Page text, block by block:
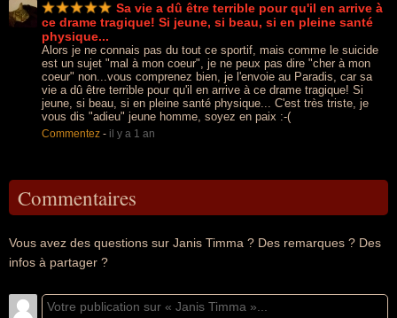
Sa vie a dû être terrible pour qu'il en arrive à
ce drame tragique! Si jeune, si beau, si en pleine santé
physique...
Alors je ne connais pas du tout ce sportif, mais comme le suicide
est un sujet "mal à mon coeur", je ne peux pas dire "cher à mon
coeur" non...vous comprenez bien, je l'envoie au Paradis, car sa
vie a dû être terrible pour qu'il en arrive à ce drame tragique! Si
jeune, si beau, si en pleine santé physique... C'est très triste, je
vous dis "adieu" jeune homme, soyez en paix :-(
Commentez - il y a 1 an
Commentaires
Vous avez des questions sur Janis Timma ? Des remarques ? Des
infos à partager ?